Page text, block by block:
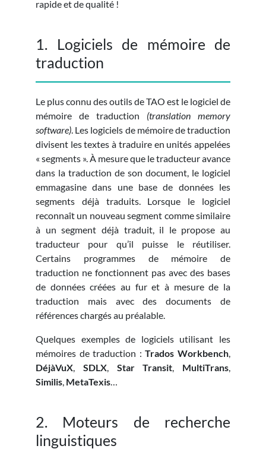
rapide et de qualité !
1. Logiciels de mémoire de
traduction
Le plus connu des outils de TAO est le logiciel de
mémoire de traduction (translation memory
software) . Les logiciels de mémoire de traduction
divisent les textes à traduire en unités appelées
« segments ». À mesure que le traducteur avance
dans la traduction de son document, le logiciel
emmagasine dans une base de données les
segments déjà traduits. Lorsque le logiciel
reconnaît un nouveau segment comme similaire
à un segment déjà traduit, il le propose au
traducteur pour qu’il puisse le réutiliser.
Certains programmes de mémoire de
traduction ne fonctionnent pas avec des bases
de données créées au fur et à mesure de la
traduction mais avec des documents de
références chargés au préalable.
Quelques exemples de logiciels utilisant les
mémoires de traduction :Trados Workbench
DéjàVuX
SDLX, Star Transit MultiTrans
Similis MetaTexis
2. Moteurs de recherche
linguistiques